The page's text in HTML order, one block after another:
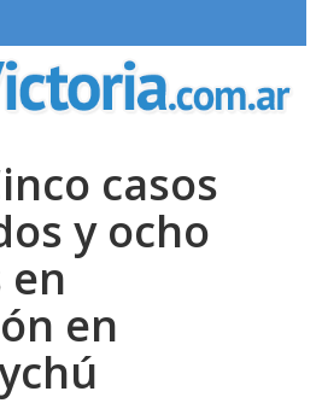
casos
y ocho
en
en